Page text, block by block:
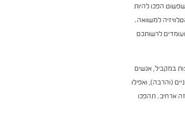
הפכו להיות
למשוואה.
לרשותכם
במקביל, אנשים
(והרבה), ואפילו
ארחיב. תהפכו